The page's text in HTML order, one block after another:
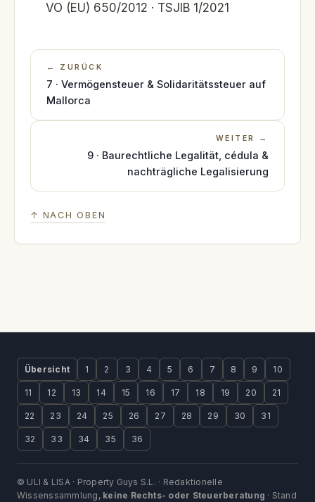
VO (EU) 650/2012 · TSJIB 1/2021
← ZURÜCK
7 · Vermögensteuer & Solidaritätssteuer auf
Mallorca
WEITER →
9 · Baurechtliche Legalität, cédula &
nachträgliche Legalisierung
↑ NACH OBEN
Übersicht 1 2 3 4 5 6 7 8 9 10
11 12 13 14 15 16 17 18 19 20 21
22 23 24 25 26 27 28 29 30 31
32 33 34 35 36
© ULI & LISA · Property Guys S.L. · Redaktionelle
Wissenssammlung, keine Rechts- oder Steuerberatung · Stand